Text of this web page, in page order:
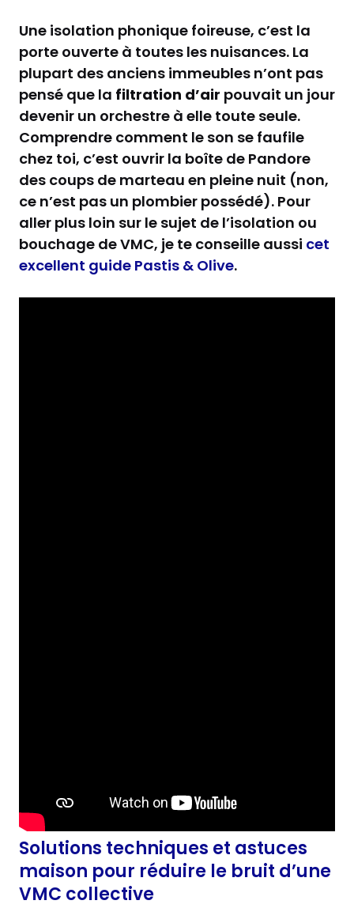
Une isolation phonique foireuse, c’est la
porte ouverte à toutes les nuisances. La
plupart des anciens immeubles n’ont pas
pensé que la filtration d’air pouvait un jour
devenir un orchestre à elle toute seule.
Comprendre comment le son se faufile
chez toi, c’est ouvrir la boîte de Pandore
des coups de marteau en pleine nuit (non,
ce n’est pas un plombier possédé). Pour
aller plus loin sur le sujet de l’isolation ou
bouchage de VMC, je te conseille aussi cet
excellent guide Pastis & Olive.
Solutions techniques et astuces
maison pour réduire le bruit d’une
VMC collective